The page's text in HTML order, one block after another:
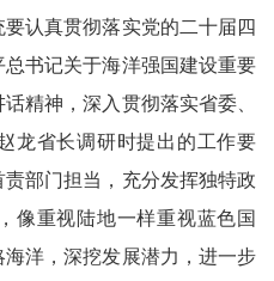
认真贯彻落实党的二十届四
书记关于海洋强国建设重要
精神，深入贯彻落实省委、
龙省长调研时提出的工作要
部门担当，充分发挥独特政
像重视陆地一样重视蓝色国
洋，深挖发展潜力，进一步